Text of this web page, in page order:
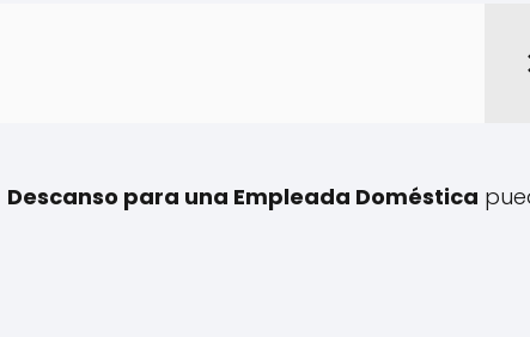
Descanso para una Empleada Doméstica